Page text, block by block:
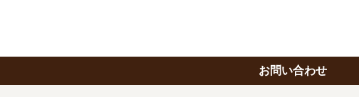
お問い合わせ